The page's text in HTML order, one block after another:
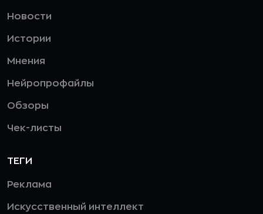
Новости
Истории
Мнения
Нейропрофайлы
Обзоры
Чек-листы
ТЕГИ
Реклама
Искусственный интеллект